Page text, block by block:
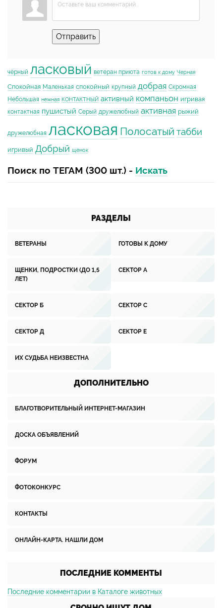
Отправить
чёрный ласковый ветеран приюта готов к дому Черная
Спокойная Маленькая спокойный крупный добрая Скромная
Небольшая нежная КОНТАКТНЫЙ активный компаньон игривая
контактная пушистый Серый дружелюбный активная рыжий
дружелюбная ласковая Полосатый табби
игривый Добрый щенок
Поиск по ТЕГАМ (300 шт.) - Искать
РАЗДЕЛЫ
ВЕТЕРАНЫ ГОТОВЫ К ДОМУ
ЩЕНКИ, ПОДРОСТКИ (ДО 1,5
ЛЕТ)
СЕКТОР А
СЕКТОР Б СЕКТОР С
СЕКТОР Д СЕКТОР Е
ИХ СУДЬБА НЕИЗВЕСТНА
ДОПОЛНИТЕЛЬНО
БЛАГОТВОРИТЕЛЬНЫЙ ИНТЕРНЕТ-МАГАЗИН
ДОСКА ОБЪЯВЛЕНИЙ
ФОРУМ
ФОТОКОНКУРС
КОНТАКТЫ
ОНЛАЙН-КАРТА. НАШЛИ ДОМ
ПОСЛЕДНИЕ КОММЕНТЫ
Последние комментарии в Каталоге животных